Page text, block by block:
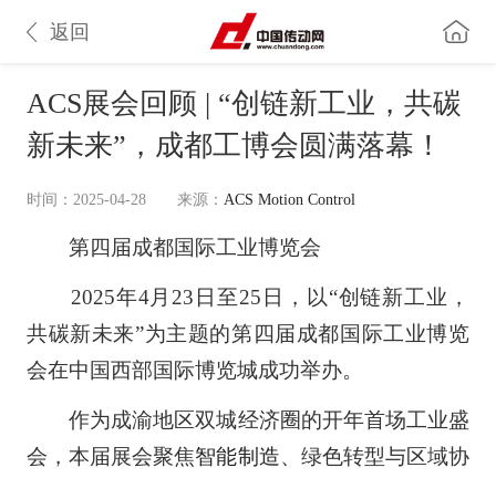
返回
ACS展会回顾 | “创链新工业，共碳
新未来”，成都工博会圆满落幕！
时间：2025-04-28 来源： ACS Motion Control
第四届成都国际工业博览会
2025年4月23日至25日，以“创链新工业，
共碳新未来”为主题的第四届成都国际工业博览
会在中国西部国际博览城成功举办。
作为成渝地区双城经济圈的开年首场工业盛
会，本届展会聚焦智能制造、绿色转型与区域协